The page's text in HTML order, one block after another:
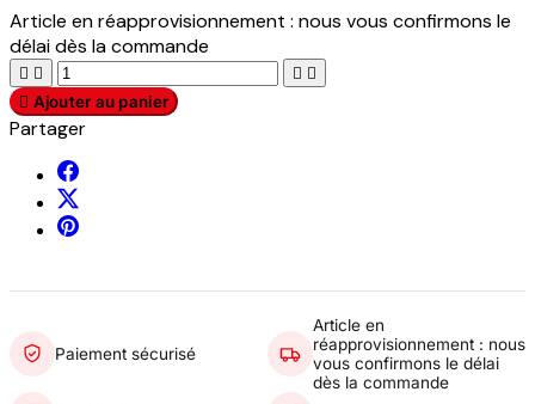
Article en réapprovisionnement : nous vous confirmons le
délai dès la commande
   
 Ajouter au panier
Partager
Paiement sécurisé
Article en
réapprovisionnement : nous
vous confirmons le délai
dès la commande